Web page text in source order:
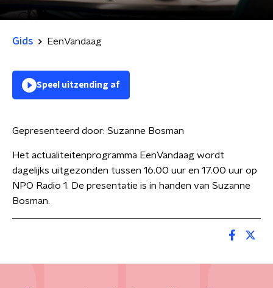
Gids EenVandaag
Speel uitzending af
Gepresenteerd door: Suzanne Bosman
Het actualiteitenprogramma EenVandaag wordt
dagelijks uitgezonden tussen 16.00 uur en 17.00 uur op
NPO Radio 1. De presentatie is in handen van Suzanne
Bosman.